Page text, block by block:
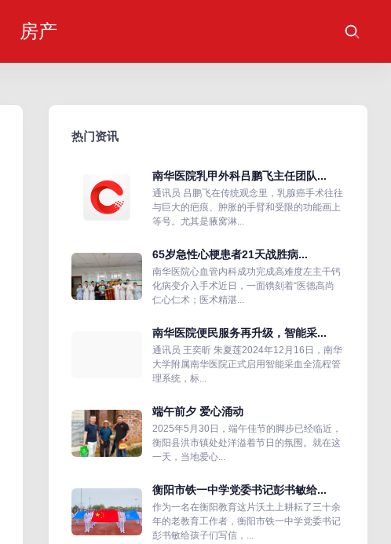
房产
热门资讯
南华医院乳甲外科吕鹏飞主任团队...
通讯员 吕鹏飞在传统观念里，乳腺癌手术往往
与巨大的疤痕、肿胀的手臂和受限的功能画上
等号。尤其是腋窝淋...
65岁急性心梗患者21天战胜病...
南华医院心血管内科成功完成高难度左主干钙
化病变介入手术近日，一面镌刻着“医德高尚
仁心仁术；医术精湛...
南华医院便民服务再升级，智能采...
通讯员 王奕昕 朱夏莲2024年12月16日，南华
大学附属南华医院正式启用智能采血全流程管
理系统，标...
端午前夕 爱心涌动
2025年5月30日，端午佳节的脚步已经临近，
衡阳县洪市镇处处洋溢着节日的氛围。就在这
一天，当地爱心...
衡阳市铁一中学党委书记彭书敏给...
作为一名在衡阳教育这片沃土上耕耘了三十余
年的老教育工作者，衡阳市铁一中学党委书记
彭书敏给孩子们写信，...